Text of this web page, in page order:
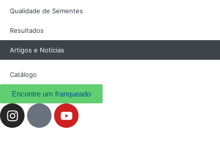
Qualidade de Sementes
Resultados
Artigos e Notícias
Catálogo
Encontre um franqueado